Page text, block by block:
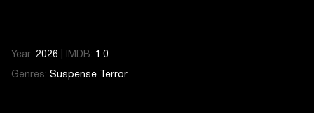
Year: 2026 IMDB: 1.0
Genres: Suspense Terror